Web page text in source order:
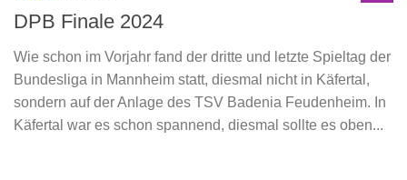
DPB Finale 2024
Wie schon im Vorjahr fand der dritte und letzte Spieltag der
Bundesliga in Mannheim statt, diesmal nicht in Käfertal,
sondern auf der Anlage des TSV Badenia Feudenheim. In
Käfertal war es schon spannend, diesmal sollte es oben...